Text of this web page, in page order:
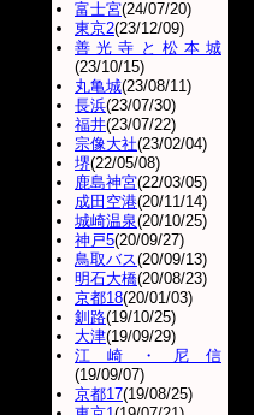
富士宮(24/07/20)
東京2(23/12/09)
善光寺と松本城
(23/10/15)
丸亀城(23/08/11)
長浜(23/07/30)
福井(23/07/22)
宗像大社(23/02/04)
堺(22/05/08)
鹿島神宮(22/03/05)
成田空港(20/11/14)
城崎温泉(20/10/25)
神戸5(20/09/27)
鳥取バス(20/09/13)
明石大橋(20/08/23)
京都18(20/01/03)
釧路(19/10/25)
大津(19/09/29)
江崎・尼信
(19/09/07)
京都17(19/08/25)